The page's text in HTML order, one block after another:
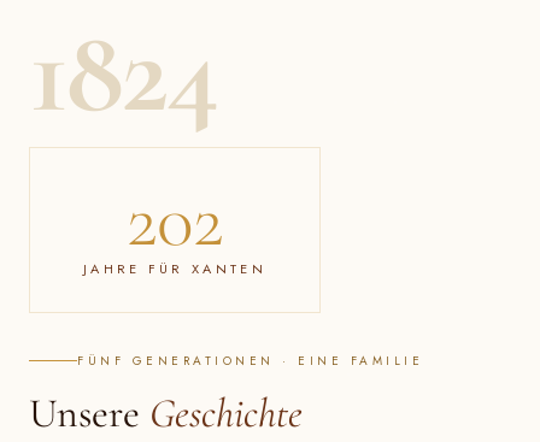
1824
202
JAHRE FÜR XANTEN
FÜNF GENERATIONEN · EINE FAMILIE
Unsere Geschichte